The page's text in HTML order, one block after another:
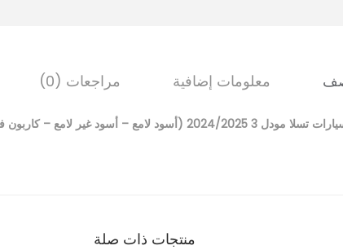
معلومات إضافية مراجعات (0)
لامع – كاربون فايبر لامع – كاربون فايبر غير لامع)
منتجات ذات صلة